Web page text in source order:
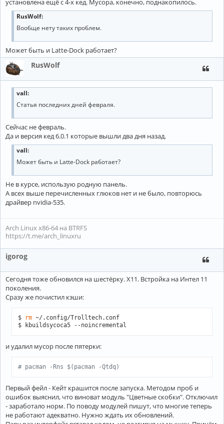
установлена ещё с 4-х кед. Мусора, конечно, поднакопилось.
RusWolf:
Вообще нету таких проблем.
Может быть и Latte-Dock работает?
RusWolf
vall:
Статья последних дней февраля.
Сейчас не февраль.
Да и версия кед 6.0.1 которые вышли два дня назад.
vall:
Может быть и Latte-Dock работает?
Не в курсе, использую родную панель.
А всех выше перечисленных глюков нет и не было, повторюсь
драйвер nvidia-535.
Arch Linux x86-64 на BTRFS
https://t.me/arch_linuxru
igorog
Сегодня тоже обновился на шестёрку. Х11. Встройка на Интел 11
поколения.
Сразу же почистил кэши:
$ rm ~/.config/Trolltech.conf
$ kbuildsycoca5 --noincremental
и удалил мусор после пятерки:
# pacman -Rns $(pacman -Qtdq)
Первый фейл - Кейт крашится после запуска. Методом проб и
ошибок выяснил, что виноват модуль "Цветные скобки". Отключил
- заработало норм. По поводу модулей пишут, что многие теперь
не работают адекватно. Нужно ждать их обновлений.